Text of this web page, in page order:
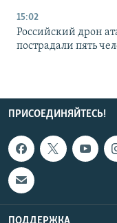
15:02
Российский дрон
пострадали пять
ПРИСОЕДИНЯЙТЕСЬ!